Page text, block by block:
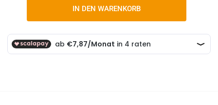
IN DEN WARENKORB